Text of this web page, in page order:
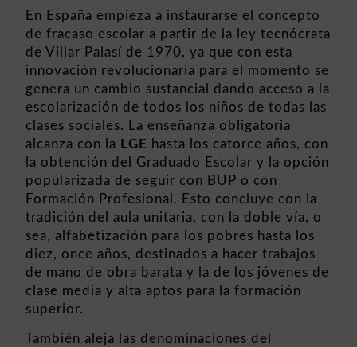
En España empieza a instaurarse el concepto
de fracaso escolar a partir de la ley tecnócrata
de Villar Palasí de 1970, ya que con esta
innovación revolucionaria para el momento se
genera un cambio sustancial dando acceso a la
escolarización de todos los niños de todas las
clases sociales. La enseñanza obligatoria
alcanza con la LGE hasta los catorce años, con
la obtención del Graduado Escolar y la opción
popularizada de seguir con BUP o con
Formación Profesional. Esto concluye con la
tradición del aula unitaria, con la doble vía, o
sea, alfabetización para los pobres hasta los
diez, once años, destinados a hacer trabajos
de mano de obra barata y la de los jóvenes de
clase media y alta aptos para la formación
superior.
También aleja las denominaciones del